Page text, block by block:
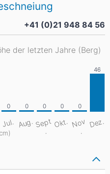
+41 (0)21 948 84 56
der letzten Jahre (Berg)
Jul. Aug. S
e
pt
.
Okt. N
o
v
.
Dez.